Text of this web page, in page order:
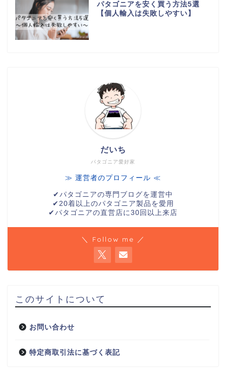
パタゴニアを安く買う方法5選
【個人輸入は失敗しやすい】
パタゴニア愛好家
だいち
≫ 運営者のプロフィール ≪
✔︎パタゴニアの専門ブログを運営中
✔︎20着以上のパタゴニア製品を愛用
✔︎パタゴニアの直営店に30回以上来店
＼ Follow me ／
このサイトについて
お問い合わせ
特定商取引法に基づく表記